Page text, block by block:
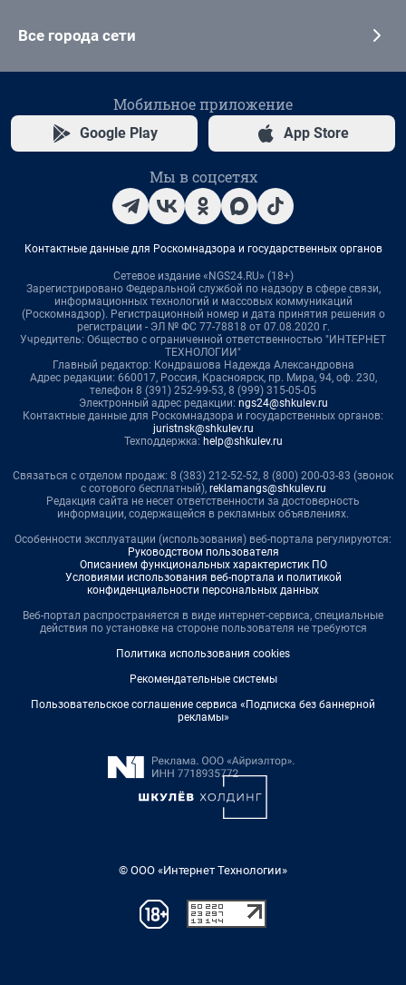
Все города сети
Мобильное приложение
Google Play App Store
Мы в соцсетях
Контактные данные для Роскомнадзора и государственных органов
Сетевое издание «NGS24.RU» (18+)
Зарегистрировано Федеральной службой по надзору в сфере связи,
информационных технологий и массовых коммуникаций
(Роскомнадзор). Регистрационный номер и дата принятия решения о
регистрации - ЭЛ № ФС 77-78818 от 07.08.2020 г.
Учредитель: Общество с ограниченной ответственностью "ИНТЕРНЕТ
ТЕХНОЛОГИИ"
Главный редактор: Кондрашова Надежда Александровна
Адрес редакции: 660017, Россия, Красноярск, пр. Мира, 94, оф. 230,
телефон 8 (391) 252-99-53, 8 (999) 315-05-05
Электронный адрес редакции: ngs24@shkulev.ru
Контактные данные для Роскомнадзора и государственных органов:
juristnsk@shkulev.ru
Техподдержка: help@shkulev.ru
Связаться с отделом продаж: 8 (383) 212-52-52, 8 (800) 200-03-83 (звонок
с сотового бесплатный), reklamangs@shkulev.ru
Редакция сайта не несет ответственности за достоверность
информации, содержащейся в рекламных объявлениях.
Особенности эксплуатации (использования) веб-портала регулируются:
Руководством пользователя
Описанием функциональных характеристик ПО
Условиями использования веб-портала и политикой
конфиденциальности персональных данных
Веб-портал распространяется в виде интернет-сервиса, специальные
действия по установке на стороне пользователя не требуются
Политика использования cookies
Рекомендательные системы
Пользовательское соглашение сервиса «Подписка без баннерной
рекламы»
© ООО «Интернет Технологии»